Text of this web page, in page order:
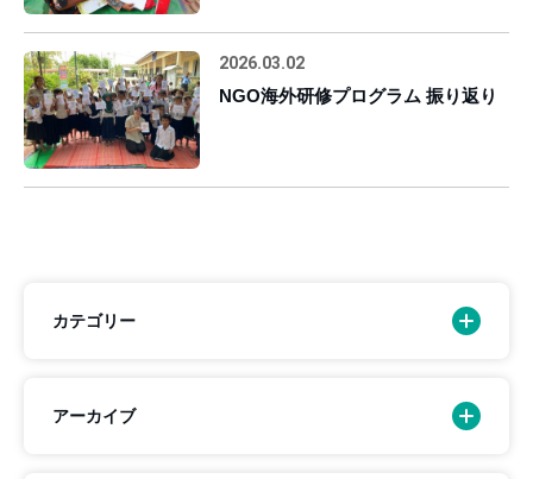
2026.03.02
NGO海外研修プログラム 振り返り
カテゴリー
アーカイブ